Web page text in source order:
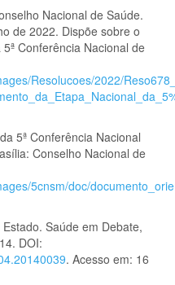
Nacional de Saúde.
de 2022. Dispõe sobre o
Conferência Nacional de
Resolucoes/2022/
5ª Conferência Nacional
Conselho Nacional de
5cnsm/doc/
Saúde em Debate,
DOI:
. Acesso em: 16